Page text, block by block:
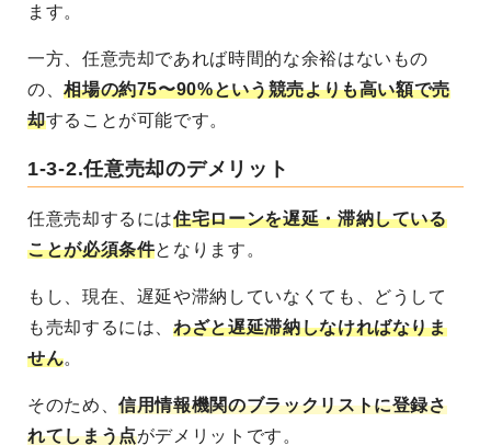
ます。
一方、任意売却であれば時間的な余裕はないもの
の、相場の約75〜90%という競売よりも高い額で売
却することが可能です。
1-3-2.任意売却のデメリット
任意売却するには住宅ローンを遅延・滞納している
ことが必須条件となります。
もし、現在、遅延や滞納していなくても、どうして
も売却するには、わざと遅延滞納しなければなりま
せん。
そのため、信用情報機関のブラックリストに登録さ
れてしまう点がデメリットです。